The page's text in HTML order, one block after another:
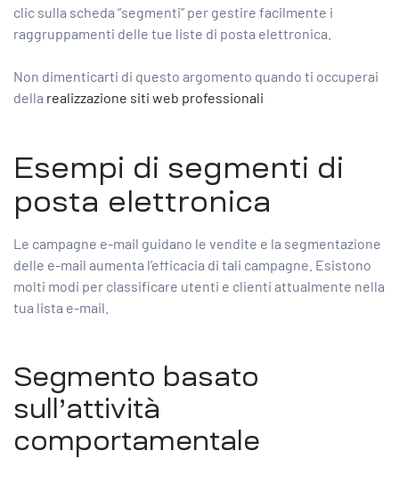
clic sulla scheda “segmenti” per gestire facilmente i
raggruppamenti delle tue liste di posta elettronica.
Non dimenticarti di questo argomento quando ti occuperai
della realizzazione siti web professionali
Esempi di segmenti di
posta elettronica
Le campagne e-mail guidano le vendite e la segmentazione
delle e-mail aumenta l’efficacia di tali campagne. Esistono
molti modi per classificare utenti e clienti attualmente nella
tua lista e-mail.
Segmento basato
sull’attività
comportamentale